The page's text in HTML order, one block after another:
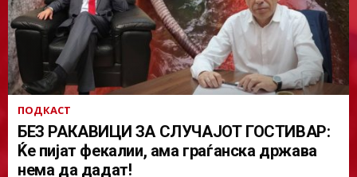
ПОДКАСТ
БЕЗ РАКАВИЦИ ЗА СЛУЧАЈОТ ГОСТИВАР:
Ќе пијат фекалии, ама граѓанска држава
нема да дадат!